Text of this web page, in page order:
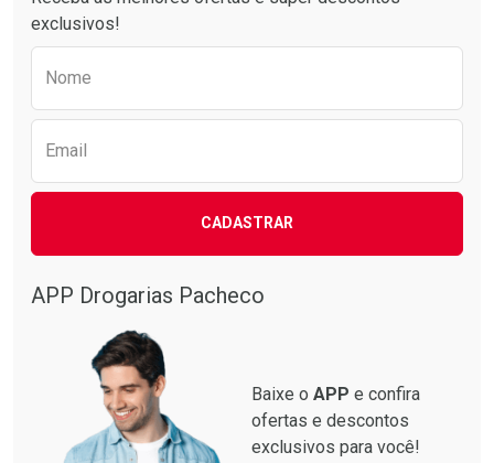
exclusivos!
Nome
Email
CADASTRAR
APP Drogarias Pacheco
Baixe o APP e confira
ofertas e descontos
exclusivos para você!